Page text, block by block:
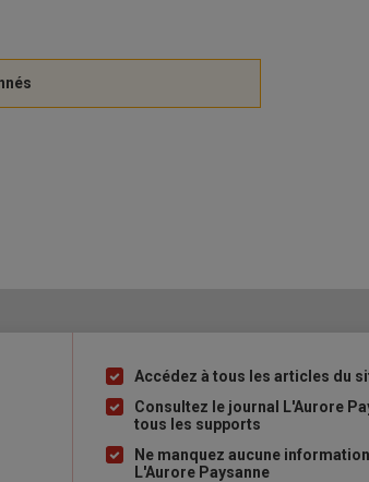
Liste
à
puce
Accédez à tous les articles du
Consultez le journal L'Aurore
tous les supports
Ne manquez aucune
L'Aurore Paysanne